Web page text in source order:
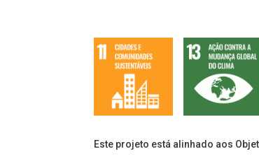
Este projeto está alinhado aos